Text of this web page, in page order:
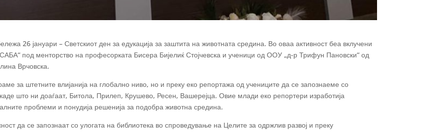
26 јануари – Светскиот ден за едукација за заштита на животната средина. Во оваа активност беа вклучени
под менторство на професорката Бисера Бијелиќ Стојчевска и ученици од ООУ „д-р Трифун Пановски“ од
Врчовска.
за штетните влијанија на глобално ниво, но и преку еко репортажа од ученицитеда се запознаеме со
што ни доаѓаат, Битола, Прилеп, Крушево, Ресен, Вашерејца. Овие млади еко репортери изработија
проблеми и понудија решенија за подобра животна средина.
да се запознаат со улогата на библиотека во спроведување на Целите за одржлив развој и преку